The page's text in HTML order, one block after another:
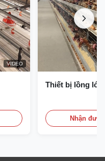
VIDEO
Thiết bị lồng lớp
Nhận